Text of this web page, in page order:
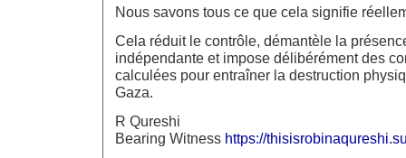
Nous savons tous ce que cela signifie
Cela réduit le contrôle, démantèle la
indépendante et impose délibérément des
calculées pour entraîner la destruction
Gaza.
R Qureshi
Bearing Witness https://